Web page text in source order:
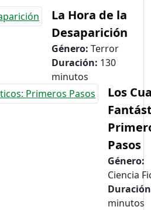
La Hora de la
Desaparición
Género: Terror
Duración: 130
minutos
Los
Pasos
Género:
Ciencia
minutos